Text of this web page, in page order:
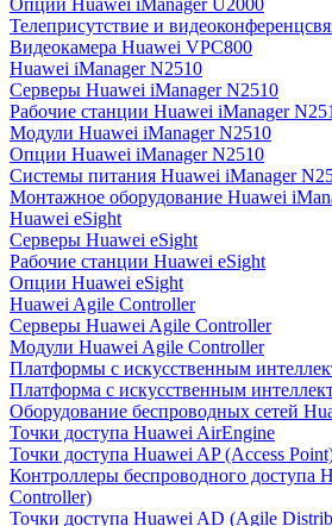
Опции Huawei iManager U2000
Телеприсутствие и
Видеокамера Huawei VPC800
Huawei iManager N2510
Серверы Huawei iManager N2510
Рабочие станции Huawei iManager
Модули Huawei iManager N2510
Опции Huawei iManager N2510
Системы питания Huawei iManager
Монтажное оборудование Huawei
Huawei eSight
Серверы Huawei eSight
Рабочие станции Huawei eSight
Опции Huawei eSight
Huawei Agile Controller
Серверы Huawei Agile Controller
Модули Huawei Agile Controller
Платформы с искусственным
Платформа с искусственным
Оборудование беспроводных сетей
Точки доступа Huawei AirEngine
Точки доступа Huawei AP (Access
Контроллеры беспроводного доступа
Controller)
Точки доступа Huawei AD (Agile